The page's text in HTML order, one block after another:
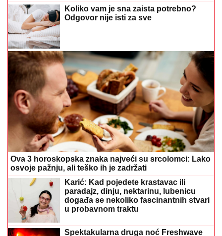
Koliko vam je sna zaista potrebno?
Odgovor nije isti za sve
Ova 3 horoskopska znaka najveći su srcolomci: Lako
osvoje pažnju, ali teško ih je zadržati
Karić: Kad pojedete krastavac ili
paradajz, dinju, nektarinu, lubenicu
događa se nekoliko fascinantnih stvari
u probavnom traktu
Spektakularna druga noć Freshwave